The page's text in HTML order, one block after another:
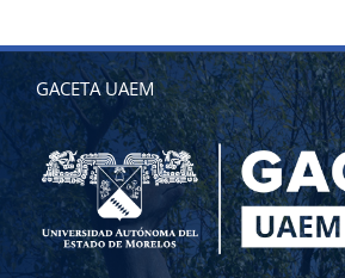
GACETA UAEM